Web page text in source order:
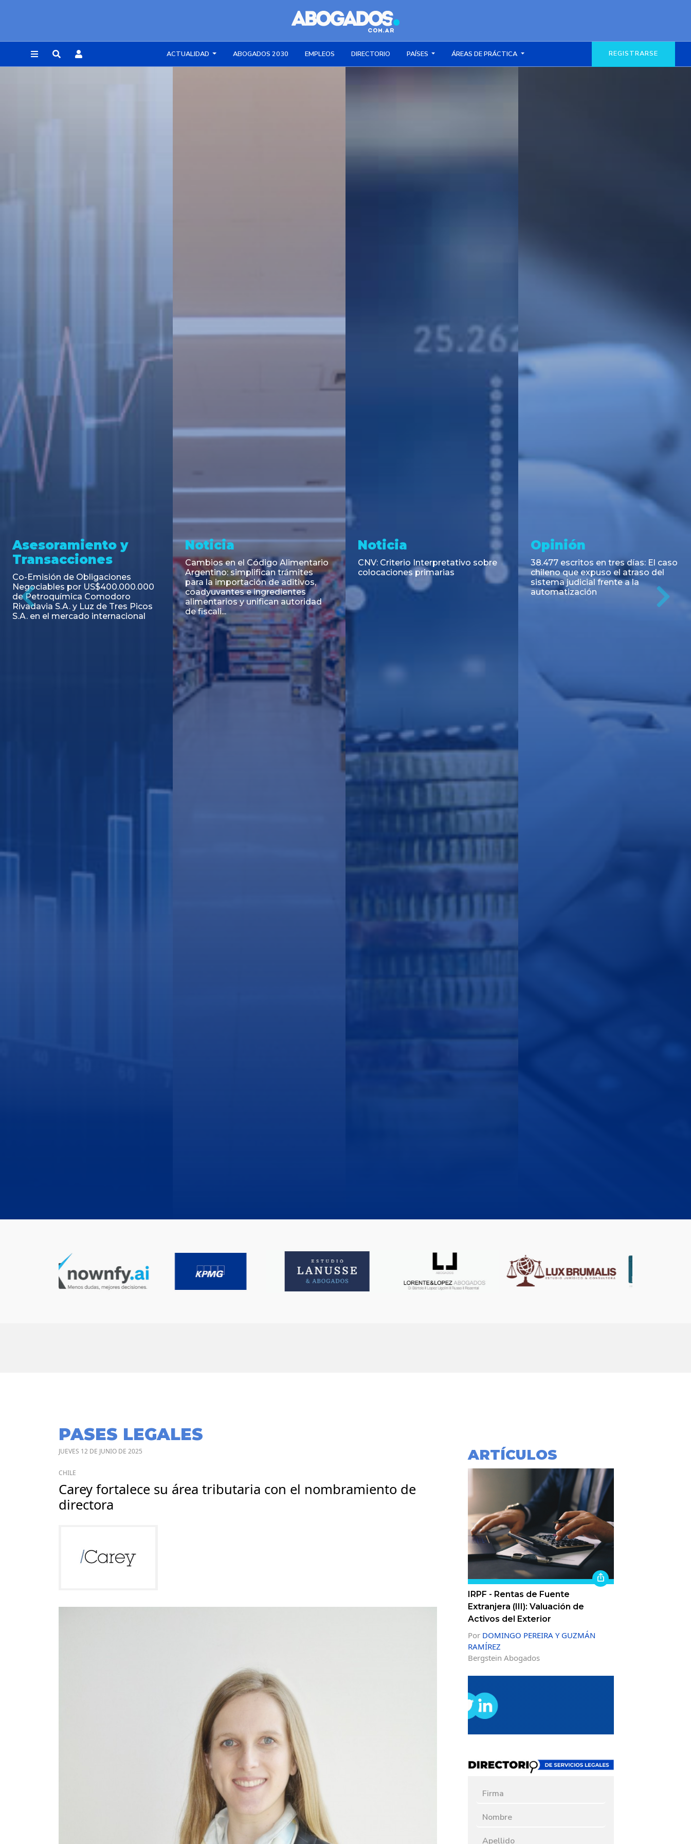
ACTUALIDAD ABOGADOS 2030 EMPLEOS DIRECTORIO PAÍSES ÁREAS DE PRÁCTICA REGISTRARSE
Asesoramiento y
Transacciones
Co-Emisión de Obligaciones
Negociables por US$400.000.000
de Petroquímica Comodoro
Rivadavia S.A. y Luz de Tres Picos
S.A. en el mercado internacional
Noticia
Cambios en el Código Alimentario
Argentino: simplifican trámites
para la importación de aditivos,
coadyuvantes e ingredientes
alimentarios y unifican autoridad
de fiscali...
Noticia
CNV: Criterio Interpretativo sobre
colocaciones primarias
Opinión
38.477 escritos en tres días: El caso
chileno que expuso el atraso del
sistema judicial frente a la
automatización
Previous
PASES LEGALES
JUEVES 12 DE JUNIO DE 2025
CHILE
Carey fortalece su área tributaria con el nombramiento de
directora
ARTÍCULOS
IRPF - Rentas de Fuente
Extranjera (III): Valuación de
Activos del Exterior
Por DOMINGO PEREIRA Y GUZMÁN
RAMÍREZ
Bergstein Abogados